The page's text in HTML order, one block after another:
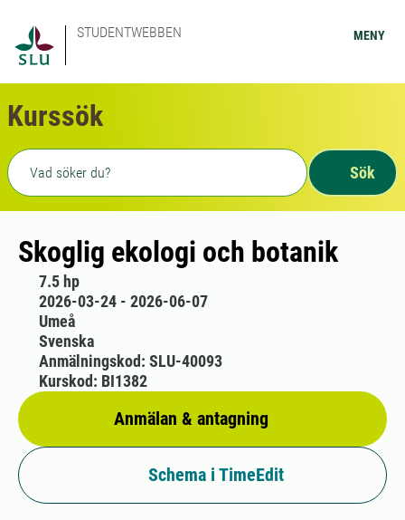
STUDENTWEBBEN MENY
Kurssök
Fritext sökning
Sök
Skoglig ekologi och botanik
7.5 hp
2026-03-24 - 2026-06-07
Umeå
Svenska
Anmälan & antagning
Anmälningskod: SLU-40093
Kurskod: BI1382
Schema i TimeEdit